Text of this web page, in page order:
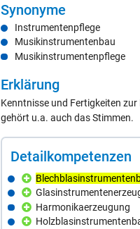
Syn­ony­me
Instrumentenpflege
Musikinstrumentenbau
Musikinstrumentenpflege
Er­klä­rung
Kenntnisse und Fertigkeiten
gehört u.a. auch das Stimmen.
De­tail­kom­pe­ten­zen
Harmonikaerzeugung